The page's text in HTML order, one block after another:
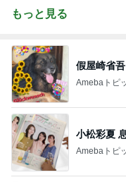
もっと見る
假屋崎省
Amebaトピ
小松彩夏
Amebaトピ